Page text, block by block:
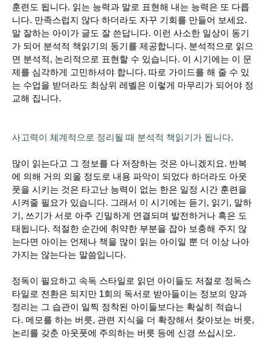
훈련도 됩니다. 읽는 능력과 말로 표현해 내는 능력은 또 다릅
니다. 만족스럽지 않다 하더라도 자꾸 기회를 만들어 보세요.
말 잘하는 아이가 글도 잘 쓴답니다. 이런 사소한 일상이 동기
가 되어 분석적 책읽기의 동기를 제공합니다. 분석적으로 읽으
면 분석적, 논리적으로 표현할 수 있습니다. 이 시기에는 이 문
제를 심각하게 고민하셔야 합니다. 따로 가이드를 해 줄 수 있
는 수업을 받더라도 최상위 레벨은 이렇게 마무리가 되어야 정
교해 집니다.
사고력이 체계적으로 정리될 때 분석적 책읽기가 됩니다.
많이 읽는다고 그 정보를 다 저장하는 것은 아니겠지요. 반복
에 의해 거의 외울 정도로 내용 파악이 되었다 하더라도 아웃
풋을 시키는 것은 타고난 능력이 없는 한은 일정 시간 훈련을
시켜줄 필요가 있습니다. 그래서 이 시기에는 듣기, 읽기, 말하
기, 쓰기가 서로 아주 긴밀하게 연결되며 발전하거나 혹은 도
태됩니다. 적절한 순간에 취약한 부분을 잡아 보충해 주지 않
는다면 아이는 언제나 책을 많이 읽는 아이일 뿐 더 이상 나아
가지는 않는다는 말씀입니다.
정독이 필요하고 속독 스타일로 읽던 아이들도 저절로 정독스
타일로 전환은 되지만 1회의 독서로 받아들이는 정보의 양과
정리는 그 습관이 일찍 정착된 아이들보다는 확실히 적습니
다. 메모를 하는 버릇, 관련 지식을 더 확장해서 찾아보는 버릇,
논리를 갖춘 아웃풋에 주의하는 버릇 등에 신경 쓰십시오.